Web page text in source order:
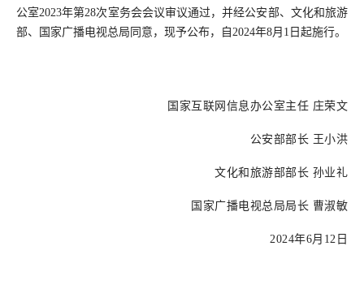
公室2023年第28次室务会会议审议通过，并经公安部、文化和旅游
部、国家广播电视总局同意，现予公布，自2024年8月1日起施行。
国家互联网信息办公室主任 庄荣文
公安部部长 王小洪
文化和旅游部部长 孙业礼
国家广播电视总局局长 曹淑敏
2024年6月12日